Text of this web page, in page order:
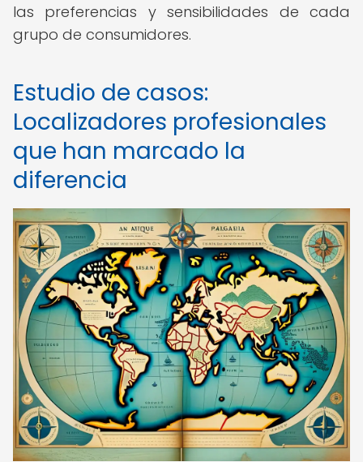
las preferencias y sensibilidades de cada
grupo de consumidores.
Estudio de casos:
Localizadores profesionales
que han marcado la
diferencia